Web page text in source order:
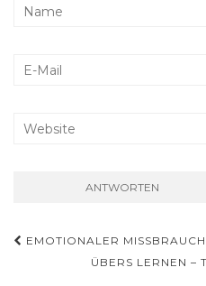
Beitrags-
Navigation
EMOTIONALER
ÜBERS LERNEN –